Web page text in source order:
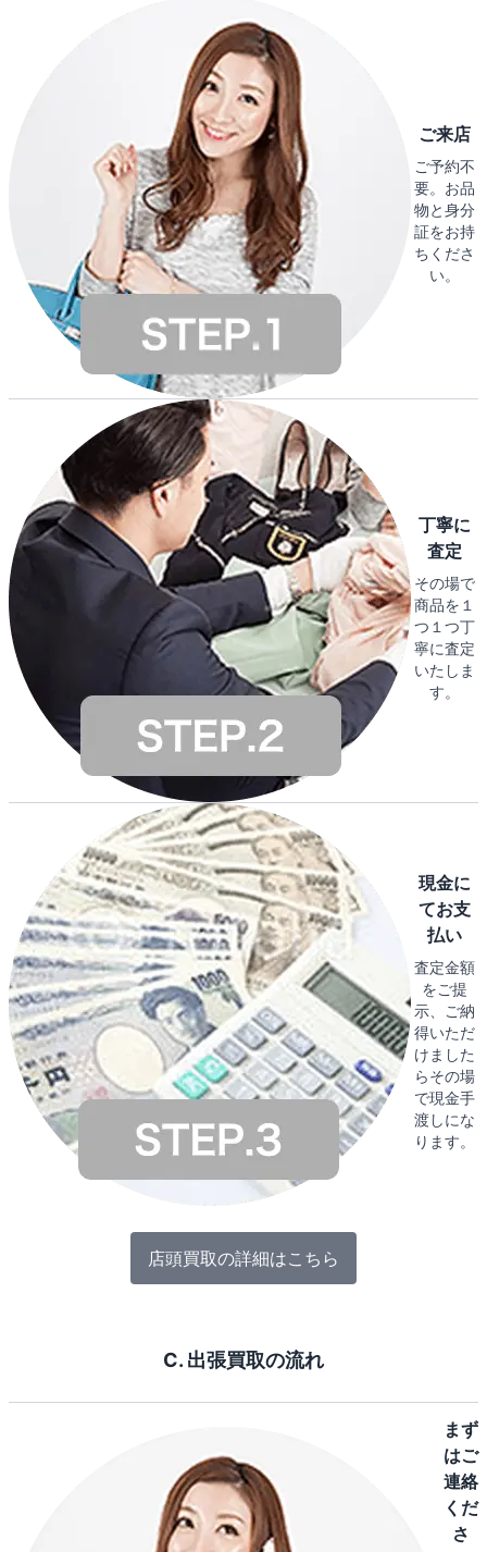
ご来店
ご予約不
要。お品
物と身分
証をお持
ちくださ
い。
丁寧に
査定
その場で
商品を１
つ１つ丁
寧に査定
いたしま
す。
現金に
てお支
払い
査定金額
をご提
示、ご納
得いただ
けました
らその場
で現金手
渡しにな
ります。
店頭買取の詳細はこちら
C. 出張買取の流れ
まず
はご
連絡
くだ
さ